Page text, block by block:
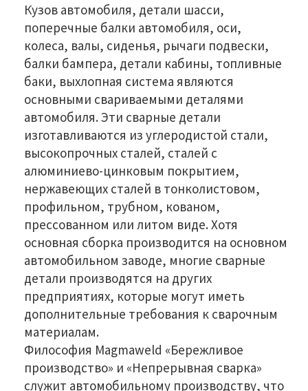
Кузов автомобиля, детали шасси,
поперечные балки автомобиля, оси,
колеса, валы, сиденья, рычаги подвески,
балки бампера, детали кабины, топливные
баки, выхлопная система являются
основными свариваемыми деталями
автомобиля. Эти сварные детали
изготавливаются из углеродистой стали,
высокопрочных сталей, сталей с
алюминиево-цинковым покрытием,
нержавеющих сталей в тонколистовом,
профильном, трубном, кованом,
прессованном или литом виде. Хотя
основная сборка производится на основном
автомобильном заводе, многие сварные
детали производятся на других
предприятиях, которые могут иметь
дополнительные требования к сварочным
материалам.
Философия Magmaweld «Бережливое
производство» и «Непрерывная сварка»
служит автомобильному производству, что